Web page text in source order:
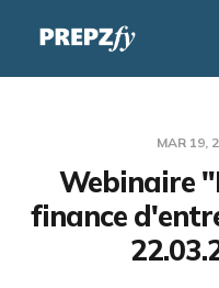
MAR 19,
Webinaire
finance